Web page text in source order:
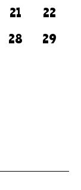
21
22
28
29